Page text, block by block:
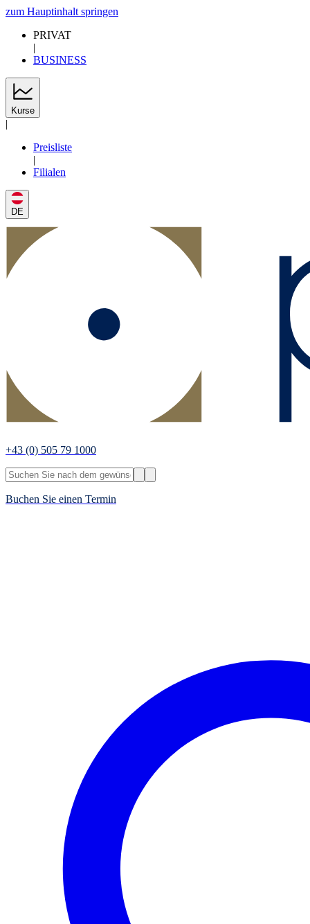
zum Hauptinhalt springen
PRIVAT
|
BUSINESS
Kurse
|
Preisliste
|
Filialen
DE
+43 (0) 505 79 1000
Buchen Sie einen Termin